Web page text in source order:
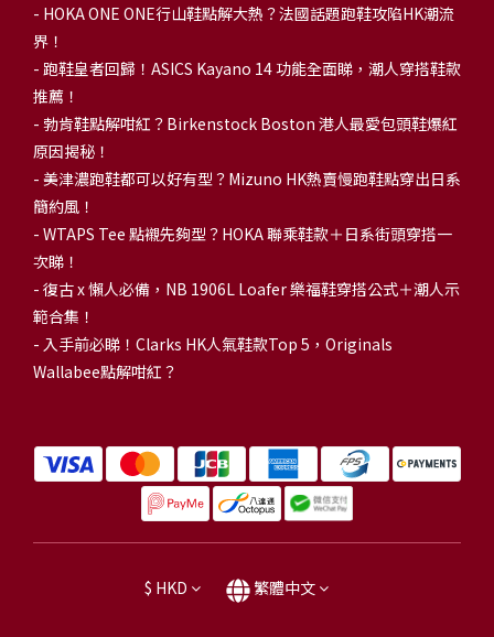
- HOKA ONE ONE行山鞋點解大熱？法國話題跑鞋攻陷HK潮流
界！
- 跑鞋皇者回歸！ASICS Kayano 14 功能全面睇，潮人穿搭鞋款
推薦！
- 勃肯鞋點解咁紅？Birkenstock Boston 港人最愛包頭鞋爆紅
原因揭秘！
- 美津濃跑鞋都可以好有型？Mizuno HK熱賣慢跑鞋點穿出日系
簡約風！
- WTAPS Tee 點襯先夠型？HOKA 聯乘鞋款＋日系街頭穿搭一
次睇！
- 復古 x 懶人必備，NB 1906L Loafer 樂福鞋穿搭公式＋潮人示
範合集！
- 入手前必睇！Clarks HK人氣鞋款Top 5，Originals
Wallabee點解咁紅？
$ HKD 繁體中文